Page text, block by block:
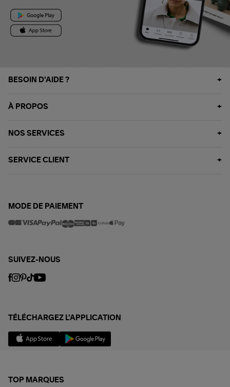
BESOIN D'AIDE ?
À PROPOS
NOS SERVICES
SERVICE CLIENT
MODE DE PAIEMENT
SUIVEZ-NOUS
TÉLÉCHARGEZ L'APPLICATION
TOP MARQUES